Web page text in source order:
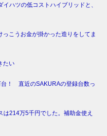
ハツの低コストハイブリッドと、
こうお金が掛かった造りをしてま
たい
！ 直近のSAKURAの登録台数っ
214万5千円でした。補助金使え